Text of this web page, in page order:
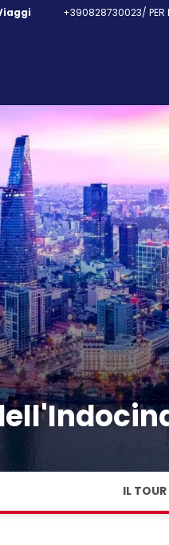
+390828730023/ PER
IL TOUR